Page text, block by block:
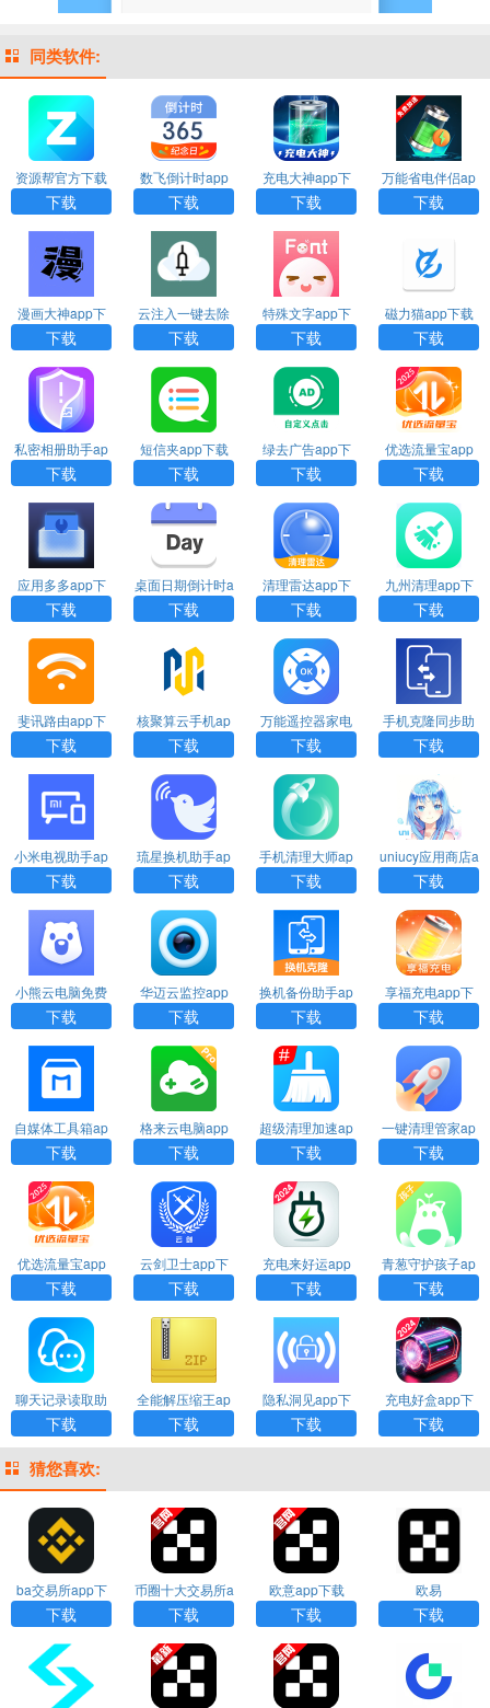
同类软件:
资源帮官方下载
下载
数飞倒计时app
下载
下载
充电大神app下
载
下载
万能省电伴侣ap
p下载
下载
漫画大神app下
载
下载
云注入一键去除
下载
下载
特殊文字app下
载
下载
磁力猫app下载
下载
私密相册助手ap
p下载安装
下载
短信夹app下载
安装
下载
绿去广告app下
载
下载
优选流量宝app
下载
下载
应用多多app下
载安装
下载
桌面日期倒计时a
pp下载安装
下载
清理雷达app下
载
下载
九州清理app下
载
下载
斐讯路由app下
载
下载
核聚算云手机ap
p下载
下载
万能遥控器家电
大师app下载
下载
手机克隆同步助
手app下载
下载
小米电视助手ap
p官方下载安装
下载
琉星换机助手ap
p下载
下载
手机清理大师ap
p官方下载
下载
uniucy应用商店a
pp下载
下载
小熊云电脑免费
版下载
下载
华迈云监控app
下载安装
下载
换机备份助手ap
p下载
下载
享福充电app下
载
下载
自媒体工具箱ap
p下载
下载
格来云电脑app
下载
下载
超级清理加速ap
p下载
下载
一键清理管家ap
p下载安装
下载
优选流量宝app
下载
下载
云剑卫士app下
载
下载
充电来好运app
下载
下载
青葱守护孩子ap
p下载
下载
聊天记录读取助
手app下载
下载
全能解压缩王ap
p下载
下载
隐私洞见app下
载
下载
充电好盒app下
载
下载
猜您喜欢:
ba交易所app下
载
下载
币圈十大交易所a
pp下载
下载
欧意app下载
下载
欧易
下载